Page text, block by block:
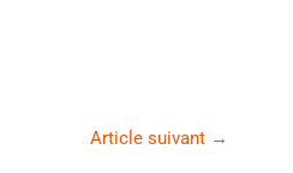
Article suivant →